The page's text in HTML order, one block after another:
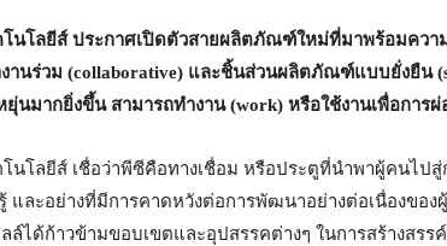
โนโลยีส์ ประกาศเปิดตัวสายผลิตภัณฑ์ใหม่ที่มาพร้อมควา
านร่วม (collaborative) และชิ้นส่วนผลิตภัณฑ์แบบยั่งยืน (
ยุ่นมากยิ่งขึ้น สามารถทำงาน (work) หรือใช้งานเพื่อการ
โนโลยีส์ เชื่อว่าพีซีคือทางเชื่อม หรือประตูที่นำพาผู้คนไป
และอย่างที่มีการคาดหวังต่อการพัฒนาอย่างต่อเนื่องขอ
ลล์ได้ก้าวข้ามขอบเขตและอุปสรรคต่างๆ ในการสร้างสร